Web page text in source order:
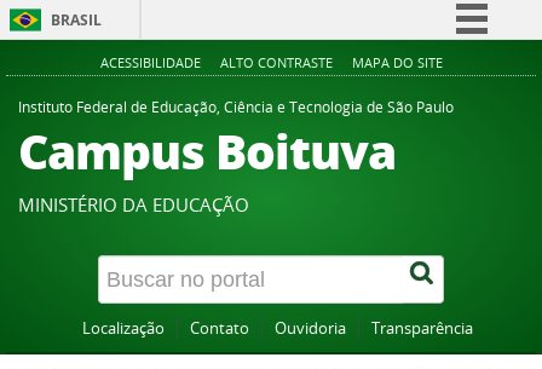
BRASIL
Simplifique!
Comunica BR
Acesso à informação
Canais
ACESSIBILIDADE ALTO CONTRASTE MAPA DO SITE
Instituto Federal de Educação, Ciência e Tecnologia de São Paulo
Campus Boituva
MINISTÉRIO DA EDUCAÇÃO
Localização Contato Ouvidoria Transparência